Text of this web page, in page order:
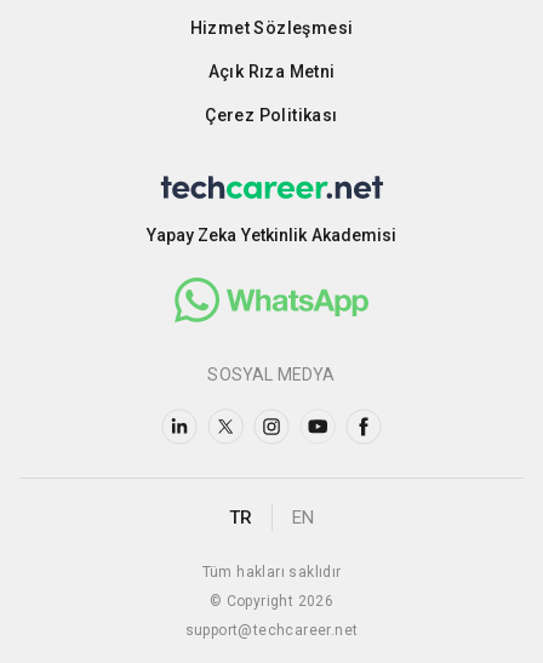
Hizmet Sözleşmesi
Açık Rıza Metni
Çerez Politikası
Yapay Zeka Yetkinlik Akademisi
SOSYAL MEDYA
TR EN
Tüm hakları saklıdır
© Copyright 2026
support@techcareer.net